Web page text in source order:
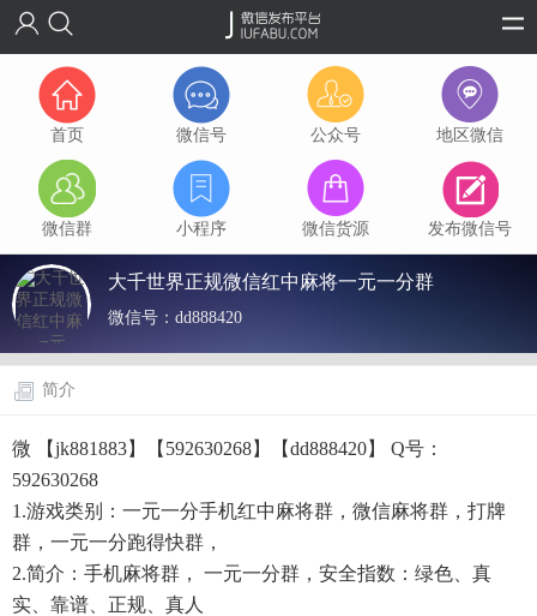
首页 微信号 公众号 地区微信
微信群 小程序 微信货源 发布微信号
大千世界正规微信红中麻将一元一分群
微信号： dd888420
简介
微 【jk881883】【592630268】【dd888420】 Q号：
592630268
1.游戏类别：一元一分手机红中麻将群，微信麻将群，打牌
群，一元一分跑得快群，
2.简介：手机麻将群， 一元一分群，安全指数：绿色、真
实、靠谱、正规、真人